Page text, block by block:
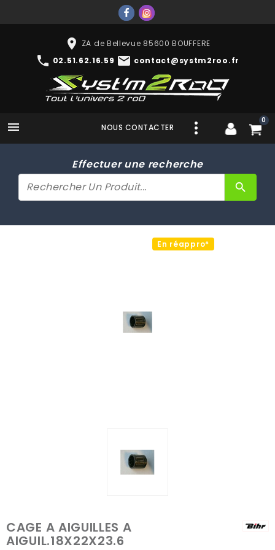
place ZA de Bellevue 85600 BOUFFERE
phone 02.51.62.16.59 mail contact@systm2roo.fr
 0
NOUS CONTACTER
Effectuer une recherche
search
En réappro*
CAGE A AIGUILLES A
AIGUIL.18X22X23.6